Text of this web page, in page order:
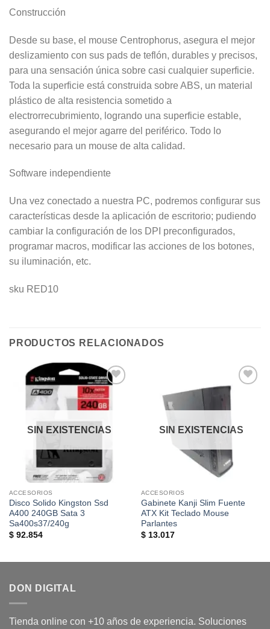
Construcción
Desde su base, el mouse Centrophorus, asegura el mejor
deslizamiento con sus pads de teflón, durables y precisos,
para una sensación única sobre casi cualquier superficie.
Toda la superficie está construida sobre ABS, un material
plástico de alta resistencia sometido a
electrorrecubrimiento, logrando una superficie estable,
asegurando el mejor agarre del periférico. Todo lo
necesario para un mouse de alta calidad.
Software independiente
Una vez conectado a nuestra PC, podremos configurar sus
características desde la aplicación de escritorio; pudiendo
cambiar la configuración de los DPI preconfigurados,
programar macros, modificar las acciones de los botones,
su iluminación, etc.
sku RED10
PRODUCTOS RELACIONADOS
Añadir
a la
lista de
SIN EXISTENCIAS
ACCESORIOS
Disco Solido Kingston Ssd
A400 240GB Sata 3
Sa400s37/240g
$92.854
lista de
SIN EXISTENCIAS
ACCESORIOS
Gabinete Kanji Slim Fuente
ATX Kit Teclado Mouse
Parlantes
$13.017
DON DIGITAL
Tienda online con +10 años de experiencia. Soluciones